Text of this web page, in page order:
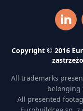
Copyright © 2016
All trademarks
belonging
All presented